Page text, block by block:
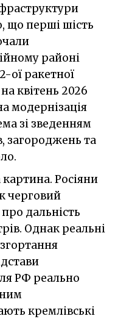
що перші шість
районі
ої ракетної
квітень 2026
модернізація
зі зведенням
загороджень та
Росіяни
черговий
дальність
Однак реальні
РФ реально
кремлівські